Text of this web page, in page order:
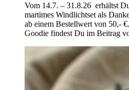
Vom 14.7. – 31.8.26 erhältst
martimes Windlichtset als
ab einem Bestellwert von 50,-
Goodie findest Du im Beitrag